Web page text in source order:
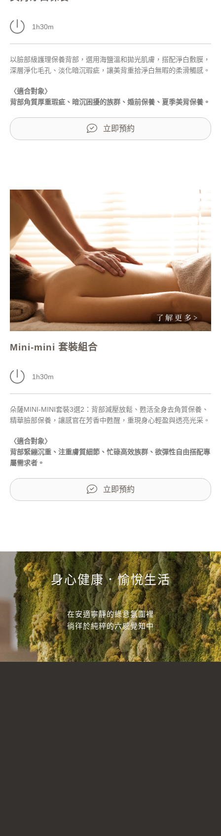
1h30m
以臉部級護理保養背部，選用海鹽溫和拋光肌膚，搭配淨白敷膜，
深層淨化毛孔、淡化暗沉瑕疵，讓美背重拾淨白無暇的柔滑觸感。
〈適合對象〉
背部角質厚重瑕疵、暗沉困擾的族群、婚前保養、夏季美背保養。
立即預約
Mini-mini 套裝組合
1h30m
朵薩MINI-MINI套裝3選2：背部減壓放鬆、甦活全身去角質保養、
精華臉部保養，讓感官在芳香中甦醒，重現身心輕盈與透亮光采。
〈適合對象〉
背部緊繃沉重、注重膚質細節、忙碌高效族群、欲彈性自由搭配專
屬需求者。
立即預約
身心健康．愉悅生活
在安適寧靜的綠意氛圍裡
徜徉於純粹的六感覺知中